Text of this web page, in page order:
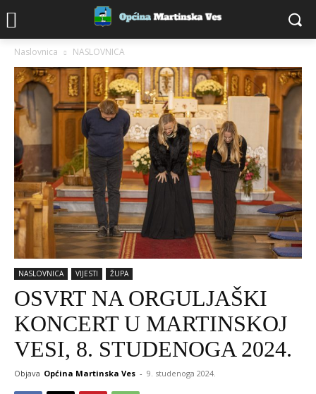
Naslovnica NASLOVNICA
NASLOVNICA VIJESTI ŽUPA
OSVRT NA ORGULJAŠKI
KONCERT U MARTINSKOJ
VESI, 8. STUDENOGA 2024.
Objava Općina Martinska Ves - 9. studenoga 2024.